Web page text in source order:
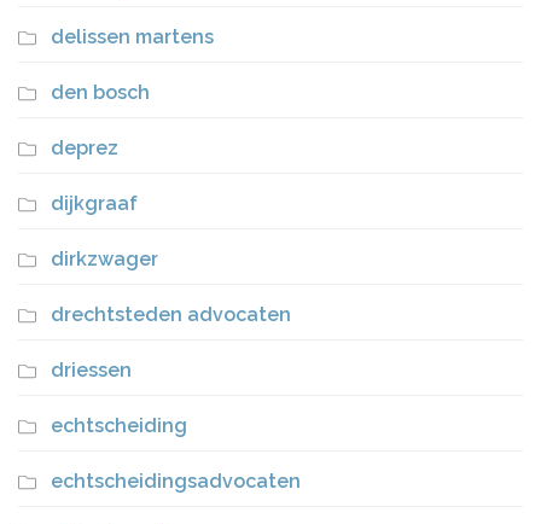
delissen martens
den bosch
deprez
dijkgraaf
dirkzwager
drechtsteden advocaten
driessen
echtscheiding
echtscheidingsadvocaten